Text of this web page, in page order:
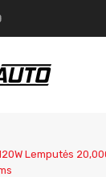
Lemputės